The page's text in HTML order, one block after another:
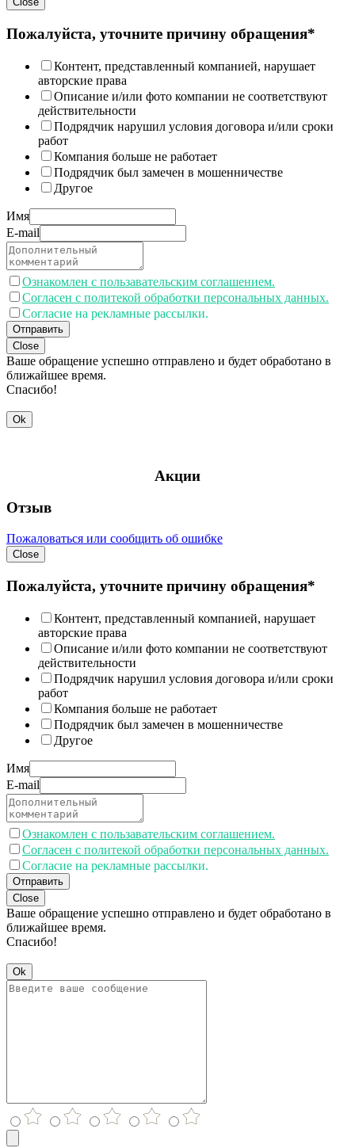
Пожалуйста, уточните причину обращения*
Контент, представленный компанией, нарушает
авторские права
Описание и/или фото компании не соответствуют
действительности
Подрядчик нарушил условия договора и/или сроки
работ
Компания больше не работает
Подрядчик был замечен в мошенничестве
Другое
Имя
E-mail
Ознакомлен с пользавательским соглашением.
Согласен с политекой обработки персональных данных.
Согласие на рекламные рассылки.
Отправить
Close
Ваше обращение успешно отправлено и будет обработано в
ближайшее время.
Спасибо!
Ok
Акции
Отзыв
Пожаловаться или сообщить об ошибке
Close
Пожалуйста, уточните причину обращения*
Контент, представленный компанией, нарушает
авторские права
Описание и/или фото компании не соответствуют
действительности
Подрядчик нарушил условия договора и/или сроки
работ
Компания больше не работает
Подрядчик был замечен в мошенничестве
Другое
Имя
E-mail
Ознакомлен с пользавательским соглашением.
Согласен с политекой обработки персональных данных.
Согласие на рекламные рассылки.
Отправить
Close
Ваше обращение успешно отправлено и будет обработано в
ближайшее время.
Спасибо!
Ok